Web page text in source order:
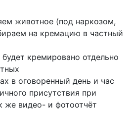
животное (под наркозом,
на кремацию в частный
кремировано отдельно
в оговоренный день и час
присутствия при
же видео- и фотоотчёт